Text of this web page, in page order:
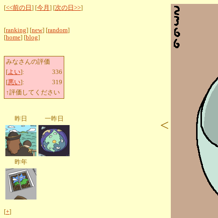
[<<前の日 ] [今月 ] [次の日>>]
[ranking] [new] [random]
[home] [blog]
みなさんの評価
[よい]:
336
[悪い]:
319
↑評価してください
昨日 一昨日
昨年
[+]
<